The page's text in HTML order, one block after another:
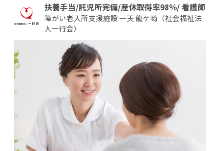
扶養手当/託児所完備/産休取得率98％/ 看護師
障がい者入所支援施設 一天 龍ケ崎（社会福祉法
人一行会）